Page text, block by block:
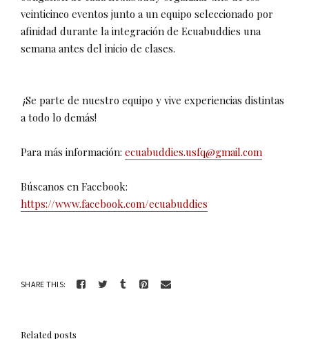
veinticinco eventos junto a un equipo seleccionado por
afinidad durante la integración de Ecuabuddies una
semana antes del inicio de clases.
¡Se parte de nuestro equipo y vive experiencias distintas
a todo lo demás!
Para más información: ecuabuddies.usfq@gmail.com
Búscanos en Facebook:
https://www.facebook.com/ecuabuddies
SHARE THIS:
Related posts